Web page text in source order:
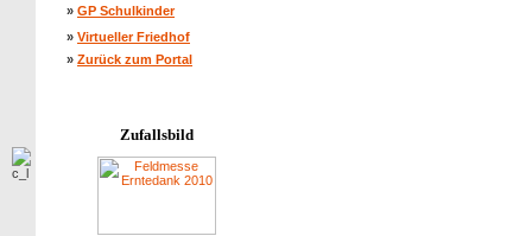
» GP Schulkinder
» Virtueller Friedhof
» Zurück zum Portal
Zufallsbild